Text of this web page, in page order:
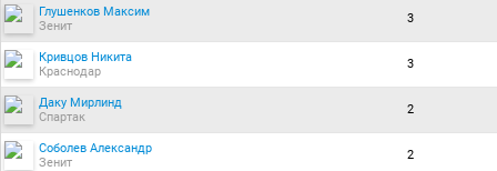
Глушенков Максим
Зенит
3
Кривцов Никита
Краснодар
3
Даку Мирлинд
Спартак
2
Соболев Александр
Зенит
2